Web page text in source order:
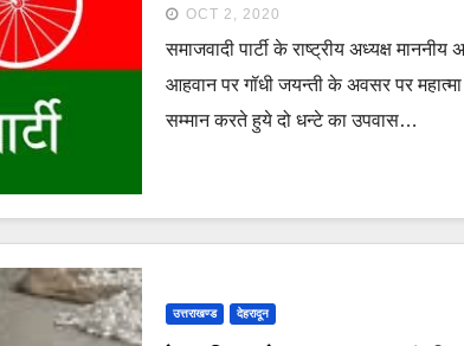
OCT 2, 2020
समाजवादी पार्टी के राष्ट्रीय अध्यक्ष
आहवान पर गॉधी जयन्ती के अवसर पर महात्मा
सम्मान करते हुये दो धन्टे का उपवास…
उत्तराखण्ड देहरादून